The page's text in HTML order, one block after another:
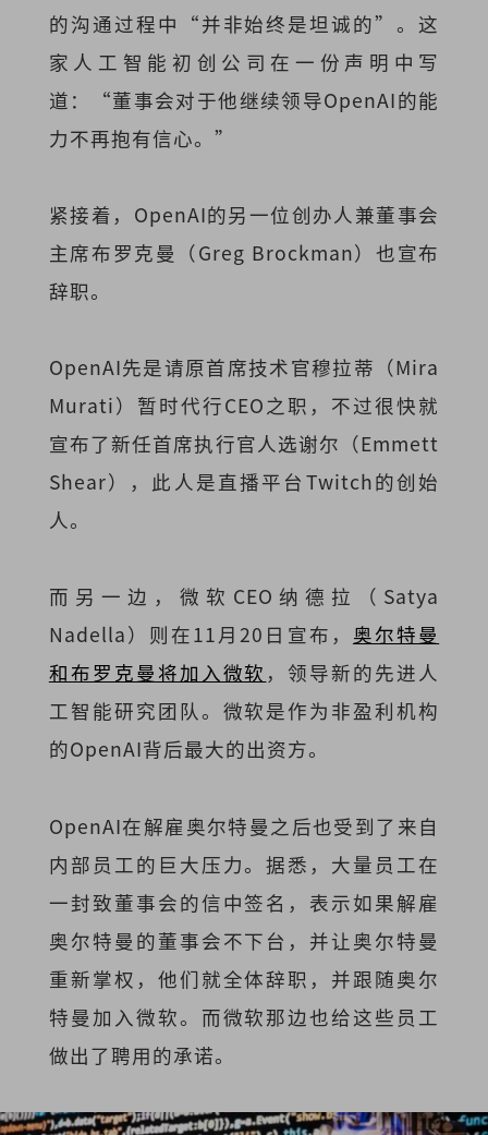
的沟通过程中“并非始终是坦诚的”。这
家人工智能初创公司在一份声明中写
道：“董事会对于他继续领导OpenAI的能
力不再抱有信心。”
紧接着，OpenAI的另一位创办人兼董事会
主席布罗克曼（Greg Brockman）也宣布
辞职。
OpenAI先是请原首席技术官穆拉蒂（Mira
Murati）暂时代行CEO之职，不过很快就
宣布了新任首席执行官人选谢尔（Emmett
Shear），此人是直播平台Twitch的创始
人。
而另一边，微软CEO纳德拉（Satya
Nadella）则在11月20日宣布， 奥尔特曼
和布罗克曼将加入微软 ，领导新的先进人
工智能研究团队。微软是作为非盈利机构
的OpenAI背后最大的出资方。
OpenAI在解雇奥尔特曼之后也受到了来自
内部员工的巨大压力。据悉，大量员工在
一封致董事会的信中签名，表示如果解雇
奥尔特曼的董事会不下台，并让奥尔特曼
重新掌权，他们就全体辞职，并跟随奥尔
特曼加入微软。而微软那边也给这些员工
做出了聘用的承诺。